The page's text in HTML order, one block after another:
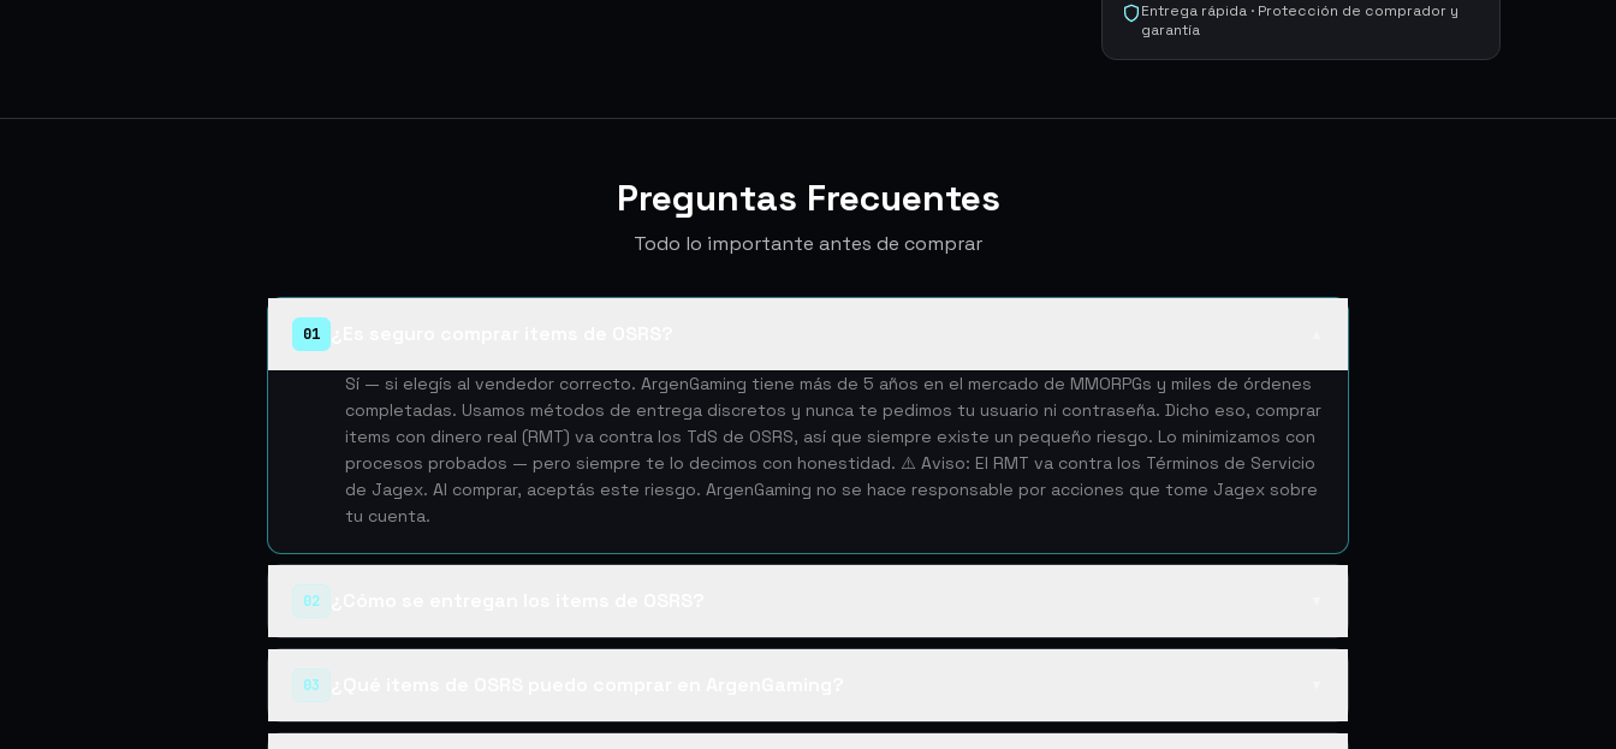
Entrega rápida · Protección de comprador y
garantía
Preguntas Frecuentes
Todo lo importante antes de comprar
01
Sí — si elegís al vendedor correcto. ArgenGaming tiene más de 5 años en el mercado de MMORPGs y miles de órdenes
completadas. Usamos métodos de entrega discretos y nunca te pedimos tu usuario ni contraseña. Dicho eso, comprar
items con dinero real (RMT) va contra los TdS de OSRS, así que siempre existe un pequeño riesgo. Lo minimizamos con
procesos probados — pero siempre te lo decimos con honestidad. ⚠️ Aviso: El RMT va contra los Términos de Servicio
de Jagex. Al comprar, aceptás este riesgo. ArgenGaming no se hace responsable por acciones que tome Jagex sobre
tu cuenta.
02
03